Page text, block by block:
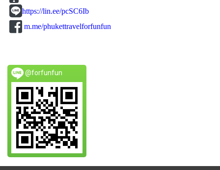
https://lin.ee/pcSC6Ib
m.me/phukettravelforfunfun
@forfunfun